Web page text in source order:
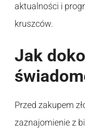
aktualności i
kruszców.
Jak
Przed zakupem
zaznajomienie z